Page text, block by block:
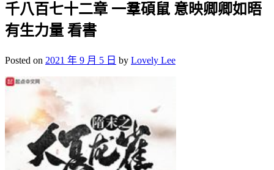
千八百七十二章 一羣碩鼠 意映卿卿如晤
有生力量 看書
Posted on 2021 年 9 月 5 日 by Lovely Lee